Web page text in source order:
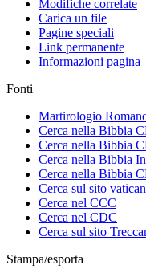
Modifiche correlate
Carica un file
Pagine speciali
Link permanente
Informazioni pagina
Fonti
Martirologio
Cerca nella Bibbia
Cerca nella Bibbia
Cerca nella Bibbia
Cerca nella Bibbia
Cerca sul sito
Cerca nel CCC
Cerca nel CDC
Cerca sul sito
Stampa/esporta